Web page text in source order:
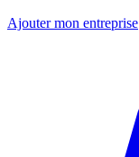
Ajouter mon entreprise